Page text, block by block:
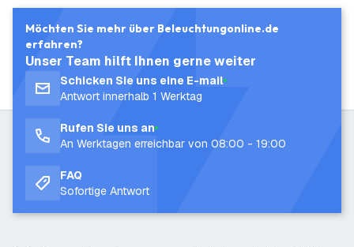
Möchten Sie mehr über Beleuchtungonline.de
erfahren?
Unser Team hilft Ihnen gerne weiter
Schicken Sie uns eine E-mail
Antwort innerhalb 1 Werktag
Rufen Sie uns an
An Werktagen erreichbar von 08:00 - 19:00
FAQ
Sofortige Antwort